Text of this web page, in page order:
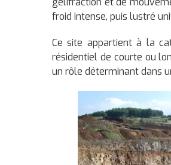
froid intense, puis lustré
Ce site appartient à la
résidentiel de courte ou
un rôle déterminant dans